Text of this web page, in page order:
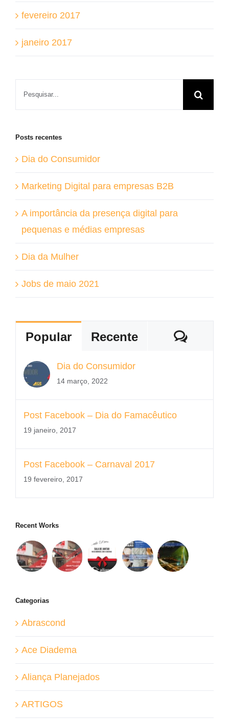
fevereiro 2017
janeiro 2017
Posts recentes
Dia do Consumidor
Marketing Digital para empresas B2B
A importância da presença digital para
pequenas e médias empresas
Dia da Mulher
Jobs de maio 2021
Popular Recente
Dia do Consumidor
14 março, 2022
Post Facebook – Dia do Famacêutico
19 janeiro, 2017
Post Facebook – Carnaval 2017
19 fevereiro, 2017
Recent Works
Categorias
Abrascond
Ace Diadema
Aliança Planejados
ARTIGOS